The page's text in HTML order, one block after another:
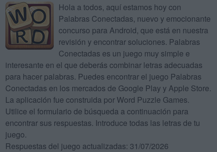
Hola a todos, aquí estamos hoy con
Palabras Conectadas, nuevo y emocionante
concurso para Android, que está en nuestra
revisión y encontrar soluciones. Palabras
Conectadas es un juego muy simple e
interesante en el que deberás combinar letras adecuadas
para hacer palabras. Puedes encontrar el juego Palabras
Conectadas en los mercados de Google Play y Apple Store.
La aplicación fue construida por Word Puzzle Games.
Utilice el formulario de búsqueda a continuación para
encontrar sus respuestas. Introduce todas las letras de tu
juego.
Respuestas del juego actualizadas: 31/07/2026